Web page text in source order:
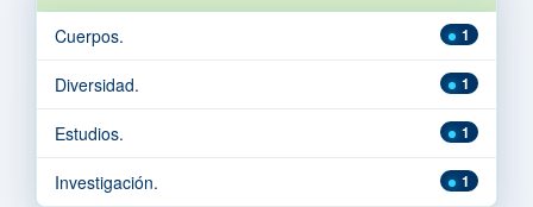
1
Cuerpos.
1
Diversidad.
1
Estudios.
1
Investigación.